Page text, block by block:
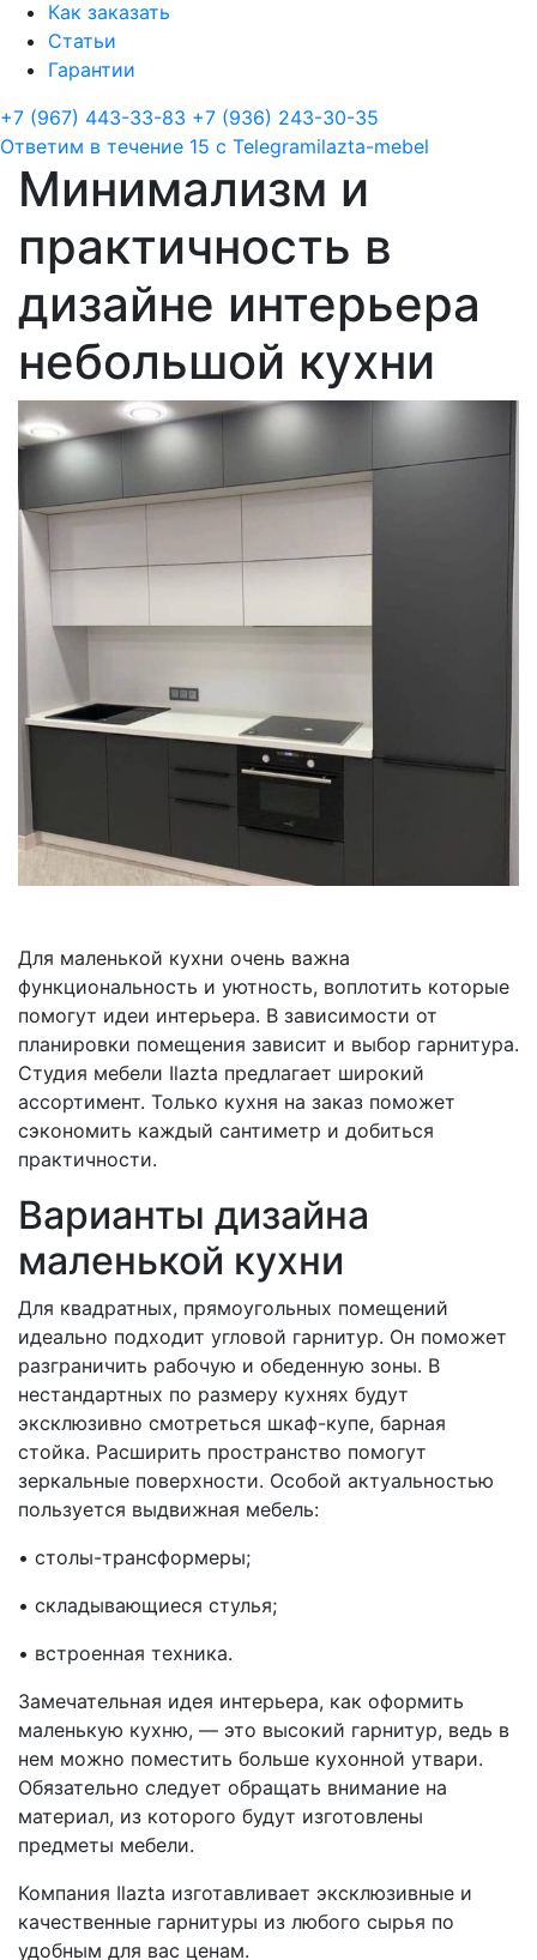
Как заказать
Статьи
Гарантии
+7 (967) 443-33-83 +7 (936) 243-30-35
Ответим в течение 15 с Telegramilazta-mebel
Минимализм и
практичность в
дизайне интерьера
небольшой кухни
Для маленькой кухни очень важна
функциональность и уютность, воплотить которые
помогут идеи интерьера. В зависимости от
планировки помещения зависит и выбор гарнитура.
Студия мебели Ilazta предлагает широкий
ассортимент. Только кухня на заказ поможет
сэкономить каждый сантиметр и добиться
практичности.
Варианты дизайна
маленькой кухни
Для квадратных, прямоугольных помещений
идеально подходит угловой гарнитур. Он поможет
разграничить рабочую и обеденную зоны. В
нестандартных по размеру кухнях будут
эксклюзивно смотреться шкаф-купе, барная
стойка. Расширить пространство помогут
зеркальные поверхности. Особой актуальностью
пользуется выдвижная мебель:
• столы-трансформеры;
• складывающиеся стулья;
• встроенная техника.
Замечательная идея интерьера, как оформить
маленькую кухню, — это высокий гарнитур, ведь в
нем можно поместить больше кухонной утвари.
Обязательно следует обращать внимание на
материал, из которого будут изготовлены
предметы мебели.
Компания Ilazta изготавливает эксклюзивные и
качественные гарнитуры из любого сырья по
удобным для вас ценам.